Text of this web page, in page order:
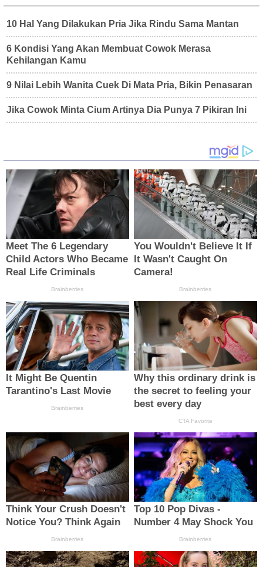
10 Hal Yang Dilakukan Pria Jika Rindu Sama Mantan
6 Kondisi Yang Akan Membuat Cowok Merasa
Kehilangan Kamu
9 Nilai Lebih Wanita Cuek Di Mata Pria, Bikin Penasaran
Jika Cowok Minta Cium Artinya Dia Punya 7 Pikiran Ini